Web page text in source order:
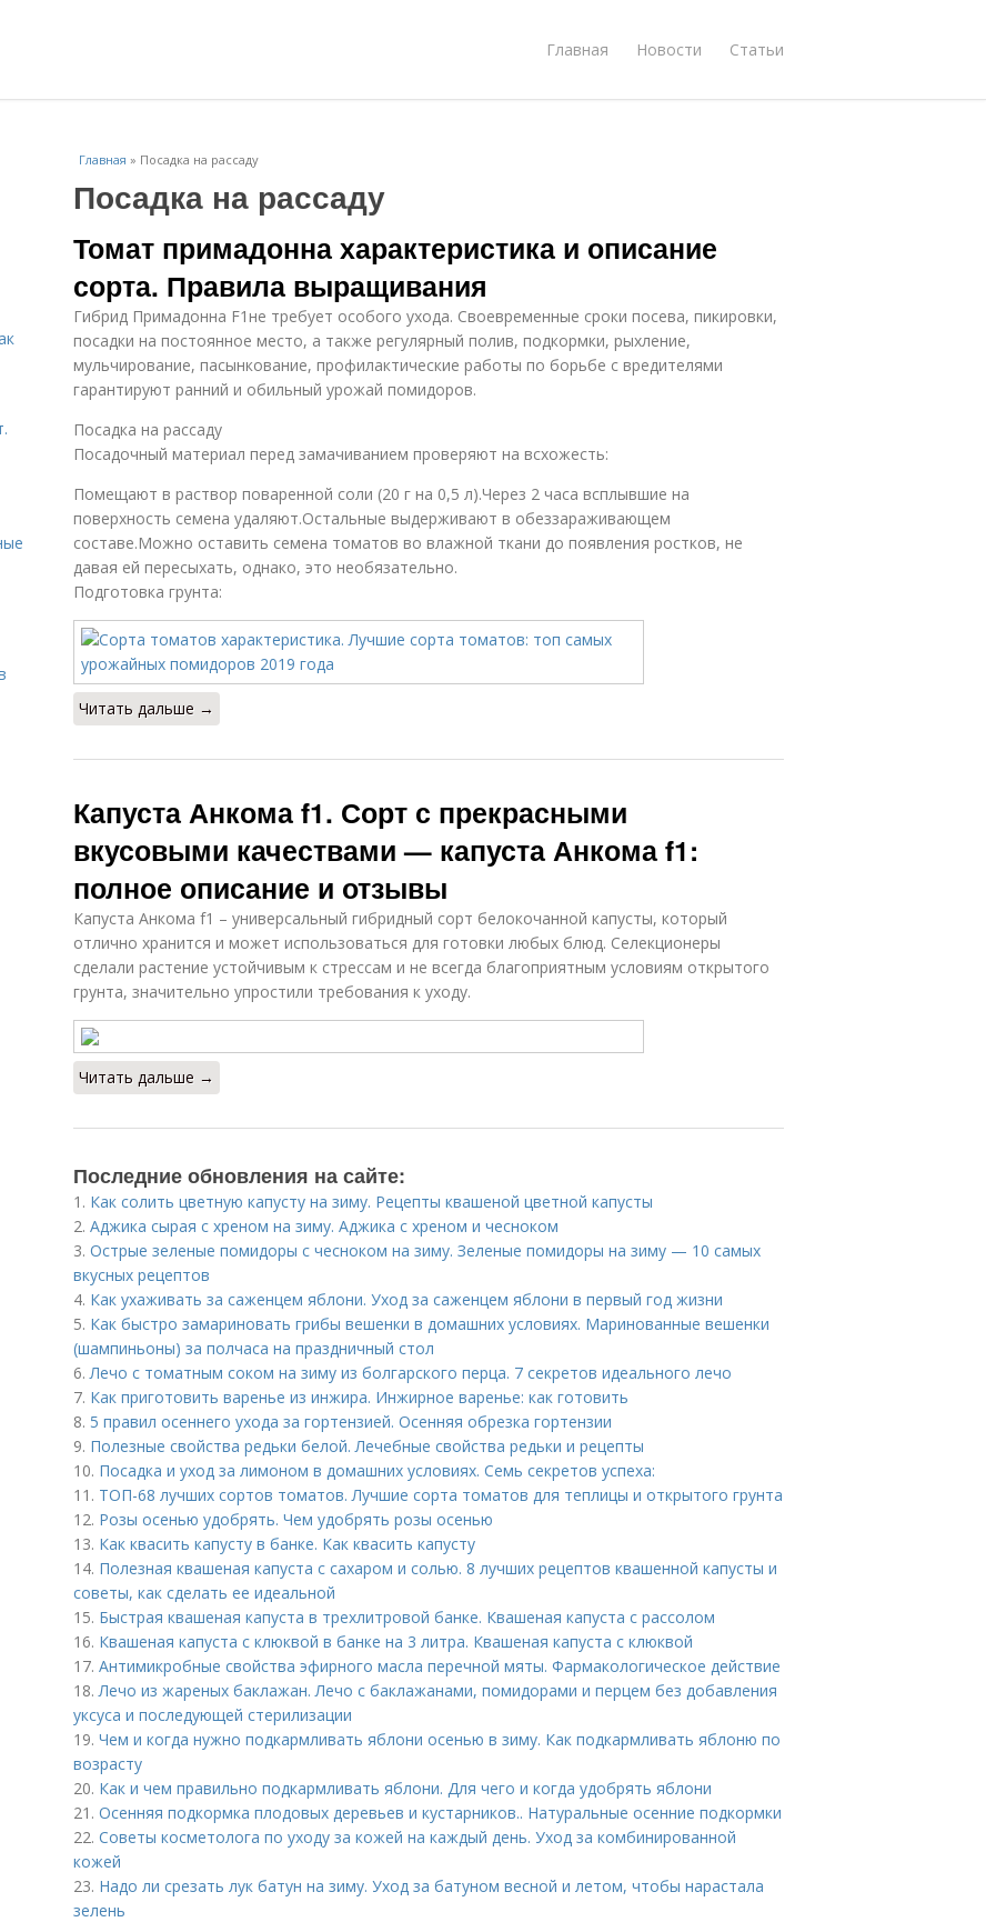
Главная Новости Статьи
Главная » Посадка на рассаду
Посадка на рассаду
Томат примадонна характеристика и описание
сорта. Правила выращивания
Гибрид Примадонна F1не требует особого ухода. Своевременные сроки посева, пикировки,
посадки на постоянное место, а также регулярный полив, подкормки, рыхление,
мульчирование, пасынкование, профилактические работы по борьбе с вредителями
гарантируют ранний и обильный урожай помидоров.
Посадка на рассаду
Посадочный материал перед замачиванием проверяют на всхожесть:
Помещают в раствор поваренной соли (20 г на 0,5 л).Через 2 часа всплывшие на
поверхность семена удаляют.Остальные выдерживают в обеззараживающем
составе.Можно оставить семена томатов во влажной ткани до появления ростков, не
давая ей пересыхать, однако, это необязательно.
Подготовка грунта:
Читать дальше →
Капуста Анкома f1. Сорт с прекрасными
вкусовыми качествами — капуста Анкома f1:
полное описание и отзывы
Капуста Анкома f1 – универсальный гибридный сорт белокочанной капусты, который
отлично хранится и может использоваться для готовки любых блюд. Селекционеры
сделали растение устойчивым к стрессам и не всегда благоприятным условиям открытого
грунта, значительно упростили требования к уходу.
Читать дальше →
Последние обновления на сайте:
1. Как солить цветную капусту на зиму. Рецепты квашеной цветной капусты
2. Аджика сырая с хреном на зиму. Аджика с хреном и чесноком
3. Острые зеленые помидоры с чесноком на зиму. Зеленые помидоры на зиму — 10 самых
вкусных рецептов
4. Как ухаживать за саженцем яблони. Уход за саженцем яблони в первый год жизни
5. Как быстро замариновать грибы вешенки в домашних условиях. Маринованные вешенки
(шампиньоны) за полчаса на праздничный стол
6.Лечо с томатным соком на зиму из болгарского перца. 7 секретов идеального лечо
7. Как приготовить варенье из инжира. Инжирное варенье: как готовить
8. 5 правил осеннего ухода за гортензией. Осенняя обрезка гортензии
9. Полезные свойства редьки белой. Лечебные свойства редьки и рецепты
10. Посадка и уход за лимоном в домашних условиях. Семь секретов успеха:
11. ТОП-68 лучших сортов томатов. Лучшие сорта томатов для теплицы и открытого грунта
12. Розы осенью удобрять. Чем удобрять розы осенью
13. Как квасить капусту в банке. Как квасить капусту
14. Полезная квашеная капуста с сахаром и солью. 8 лучших рецептов квашенной капусты и
советы, как сделать ее идеальной
15. Быстрая квашеная капуста в трехлитровой банке. Квашеная капуста с рассолом
16. Квашеная капуста с клюквой в банке на 3 литра. Квашеная капуста с клюквой
17. Антимикробные свойства эфирного масла перечной мяты. Фармакологическое действие
18.Лечо из жареных баклажан. Лечо с баклажанами, помидорами и перцем без добавления
уксуса и последующей стерилизации
19. Чем и когда нужно подкармливать яблони осенью в зиму. Как подкармливать яблоню по
возрасту
20. Как и чем правильно подкармливать яблони. Для чего и когда удобрять яблони
21. Осенняя подкормка плодовых деревьев и кустарников.. Натуральные осенние подкормки
22. Советы косметолога по уходу за кожей на каждый день. Уход за комбинированной
кожей
23. Надо ли срезать лук батун на зиму. Уход за батуном весной и летом, чтобы нарастала
зелень